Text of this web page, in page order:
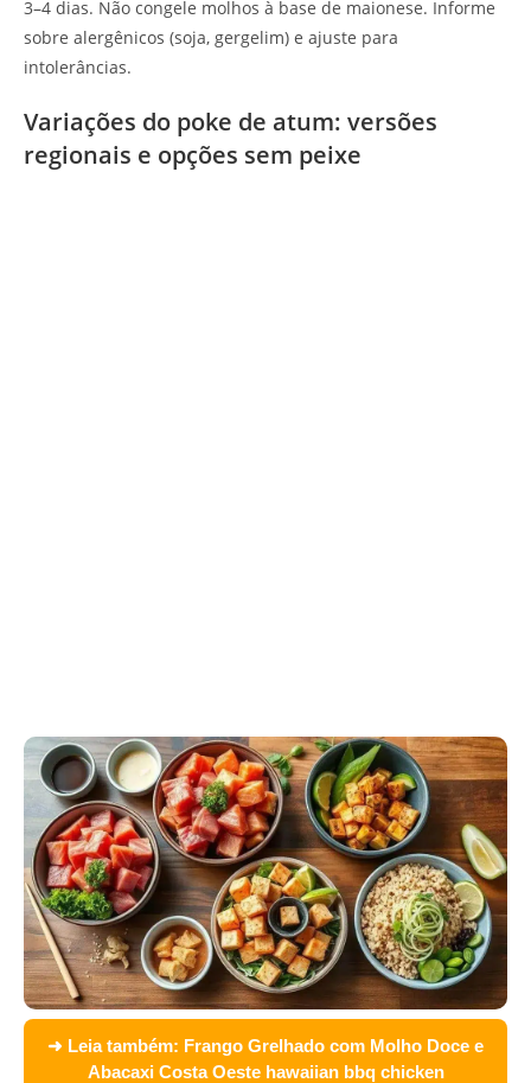
3–4 dias. Não congele molhos à base de maionese. Informe
sobre alergênicos (soja, gergelim) e ajuste para
intolerâncias.
Variações do poke de atum: versões
regionais e opções sem peixe
➜ Leia também: Frango Grelhado com Molho Doce e
Abacaxi Costa Oeste hawaiian bbq chicken